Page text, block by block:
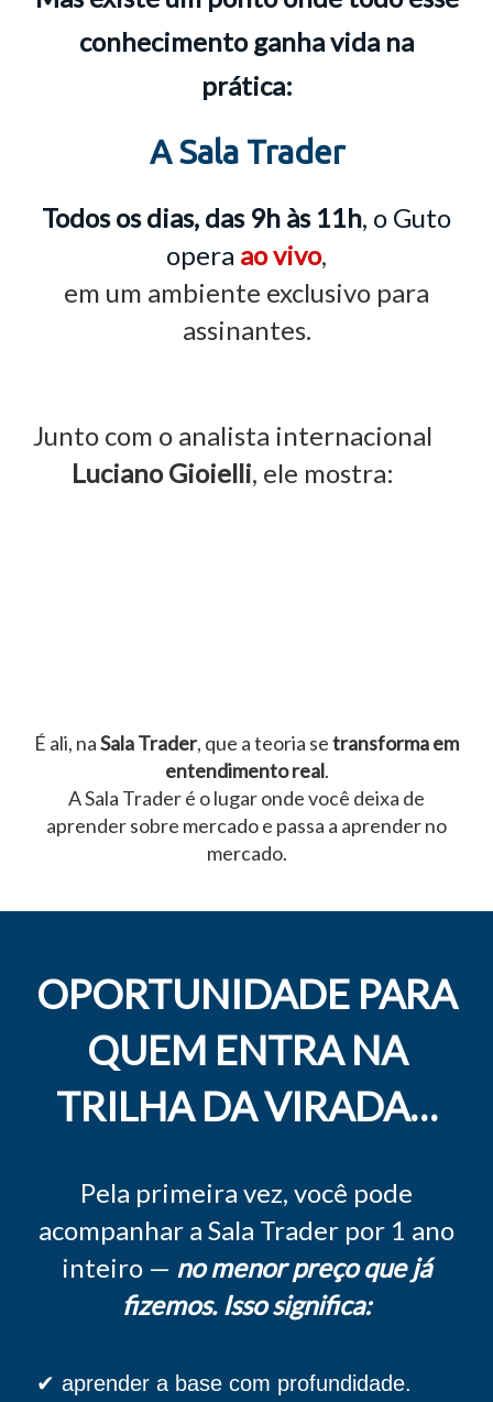
conhecimento ganha vida na
prática:
A Sala Trader
Todos os dias, das 9h às 11h, o Guto
opera ao vivo,
em um ambiente exclusivo para
assinantes.
Junto com o analista internacional
Luciano Gioielli, ele mostra:
É ali, naSala Trader, que a teoria setransforma em
entendimento real.
A Sala Trader é o lugar onde você deixa de
aprender sobre mercado e passa a aprender no
mercado.
OPORTUNIDADE PARA
QUEM ENTRA NA
TRILHA DA VIRADA…
Pela primeira vez, você pode
acompanhar a Sala Trader por 1 ano
inteiro — no menor preço que já
fizemos. Isso significa:
✔ aprender a base com profundidade.